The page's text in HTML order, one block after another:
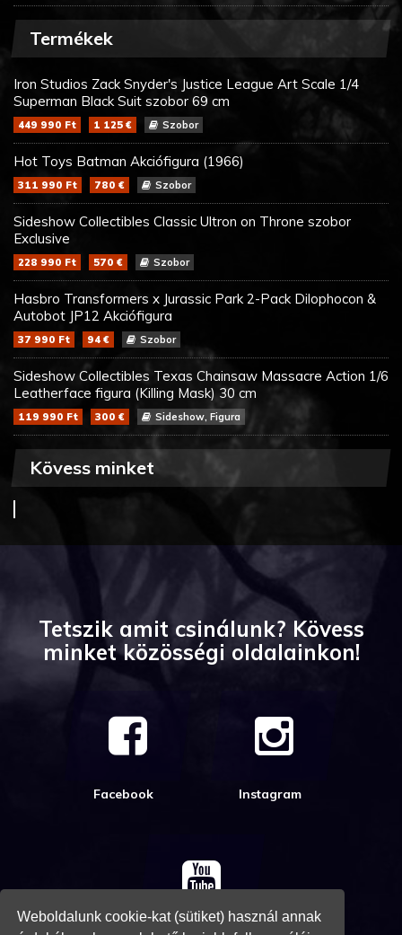
Weboldalunk cookie-kat (sütiket) használ annak
Termékek
Iron Studios Zack Snyder's Justice League Art Scale 1/4
Superman Black Suit szobor 69 cm
449 990 Ft 1 125 € Szobor
Hot Toys Batman Akciófigura (1966)
311 990 Ft 780 € Szobor
Sideshow Collectibles Classic Ultron on Throne szobor
Exclusive
228 990 Ft 570 € Szobor
Hasbro Transformers x Jurassic Park 2-Pack Dilophocon &
Autobot JP12 Akciófigura
37 990 Ft 94 € Szobor
Sideshow Collectibles Texas Chainsaw Massacre Action 1/6
Leatherface figura (Killing Mask) 30 cm
119 990 Ft 300 € Sideshow, Figura
Kövess minket
Tetszik amit csinálunk? Kövess
minket közösségi oldalainkon!
Facebook Instagram